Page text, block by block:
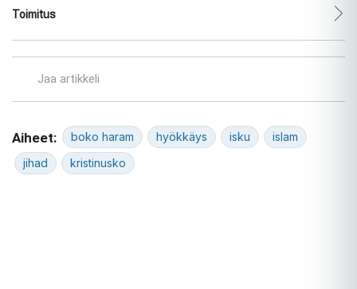
Toimitus
Jaa artikkeli
Aiheet: boko haram hyökkäys isku
islam
jihad
kristinusko